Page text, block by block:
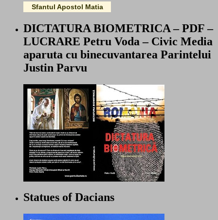
Sfantul Apostol Matia
DICTATURA BIOMETRICA – PDF –
LUCRARE Petru Voda – Civic Media
aparuta cu binecuvantarea Parintelui
Justin Parvu
Statues of Dacians